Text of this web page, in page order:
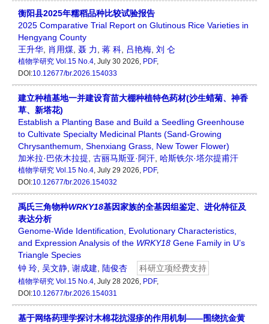
衡阳县2025年糯稻品种比较试验报告
2025 Comparative Trial Report on Glutinous Rice Varieties in
Hengyang County
王升华 肖用煤 聂 力 蒋 科 吕艳梅 刘 仑
植物学研究 Vol.15 No.4, July 30 2026, PDF,
DOI:10.12677/br.2026.154033
建立种植基地一并建设育苗大棚种植特色药材(沙生蜡菊、神香
草、新塔花)
Establish a Planting Base and Build a Seedling Greenhouse
to Cultivate Specialty Medicinal Plants (Sand-Growing
Chrysanthemum, Shenxiang Grass, New Tower Flower)
加米拉·巴依木拉提 古丽马斯亚·阿汗 哈斯铁尔·塔尔提甫汗
植物学研究 Vol.15 No.4, July 29 2026, PDF,
DOI:10.12677/br.2026.154032
禹氏三角物种WRKY18基因家族的全基因组鉴定、进化特征及
表达分析
Genome-Wide Identification, Evolutionary Characteristics,
and Expression Analysis of the WRKY18 Gene Family in U’s
Triangle Species
钟 玲 吴文静 谢成建 陆俊杏 科研立项经费支持
植物学研究 Vol.15 No.4, July 28 2026, PDF,
DOI:10.12677/br.2026.154031
基于网络药理学探讨木棉花抗湿疹的作用机制——围绕抗金黄